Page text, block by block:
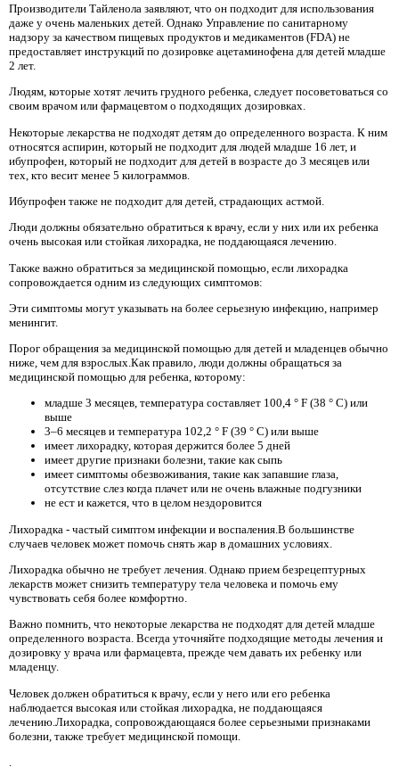
Производители Тайленола заявляют, что он подходит для использования
даже у очень маленьких детей. Однако Управление по санитарному
надзору за качеством пищевых продуктов и медикаментов (FDA) не
предоставляет инструкций по дозировке ацетаминофена для детей младше
2 лет.
Людям, которые хотят лечить грудного ребенка, следует посоветоваться со
своим врачом или фармацевтом о подходящих дозировках.
Некоторые лекарства не подходят детям до определенного возраста. К ним
относятся аспирин, который не подходит для людей младше 16 лет, и
ибупрофен, который не подходит для детей в возрасте до 3 месяцев или
тех, кто весит менее 5 килограммов.
Ибупрофен также не подходит для детей, страдающих астмой.
Люди должны обязательно обратиться к врачу, если у них или их ребенка
очень высокая или стойкая лихорадка, не поддающаяся лечению.
Также важно обратиться за медицинской помощью, если лихорадка
сопровождается одним из следующих симптомов:
Эти симптомы могут указывать на более серьезную инфекцию, например
менингит.
Порог обращения за медицинской помощью для детей и младенцев обычно
ниже, чем для взрослых.Как правило, люди должны обращаться за
медицинской помощью для ребенка, которому:
младше 3 месяцев, температура составляет 100,4 ° F (38 ° C) или
выше
3–6 месяцев и температура 102,2 ° F (39 ° C) или выше
имеет лихорадку, которая держится более 5 дней
имеет другие признаки болезни, такие как сыпь
имеет симптомы обезвоживания, такие как запавшие глаза,
отсутствие слез когда плачет или не очень влажные подгузники
не ест и кажется, что в целом нездоровится
Лихорадка - частый симптом инфекции и воспаления.В большинстве
случаев человек может помочь снять жар в домашних условиях.
Лихорадка обычно не требует лечения. Однако прием безрецептурных
лекарств может снизить температуру тела человека и помочь ему
чувствовать себя более комфортно.
Важно помнить, что некоторые лекарства не подходят для детей младше
определенного возраста. Всегда уточняйте подходящие методы лечения и
дозировку у врача или фармацевта, прежде чем давать их ребенку или
младенцу.
Человек должен обратиться к врачу, если у него или его ребенка
наблюдается высокая или стойкая лихорадка, не поддающаяся
лечению.Лихорадка, сопровождающаяся более серьезными признаками
болезни, также требует медицинской помощи.
.